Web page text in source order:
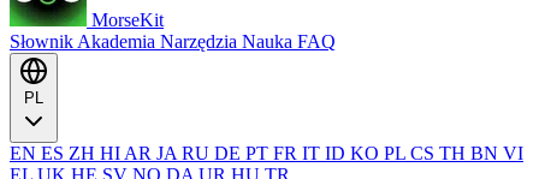
MorseKit
Słownik Akademia Narzędzia Nauka FAQ
EN ES ZH HI AR JA RU DE PT FR IT ID KO PL CS TH BN VI
EL UK HE SV NO DA UR HU TR